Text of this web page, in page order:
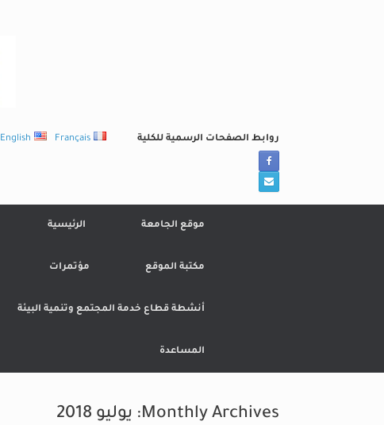
روابط الصفحات الرسمية للكلية English Français
موقع الجامعة الرئيسية
مكتبة الموقع مؤتمرات
أنشطة قطاع خدمة المجتمع وتنمية البيئة
المساعدة
Monthly Archives: يوليو 2018